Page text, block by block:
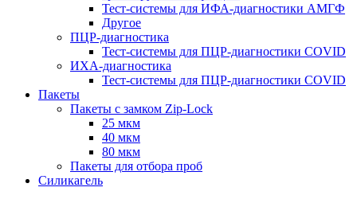
Тест-системы для ИФА-диагностики АМГФ
Другое
ПЦР-диагностика
Тест-системы для ПЦР-диагностики COVID
ИХА-диагностика
Тест-системы для ПЦР-диагностики COVID
Пакеты
Пакеты с замком Zip-Lock
25 мкм
40 мкм
80 мкм
Пакеты для отбора проб
Силикагель